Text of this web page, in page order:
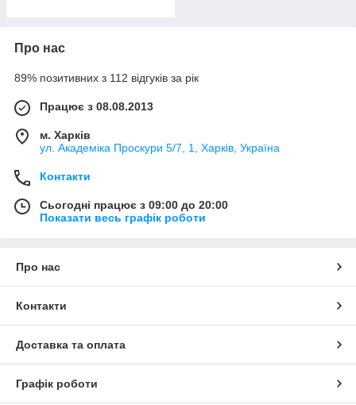
Про нас
89% позитивних з 112 відгуків за рік
Працює з 08.08.2013
м. Харків
ул. Академіка Проскури 5/7, 1, Харків, Україна
Контакти
Сьогодні працює з 09:00 до 20:00
Показати весь графік роботи
Про нас
Контакти
Доставка та оплата
Графік роботи